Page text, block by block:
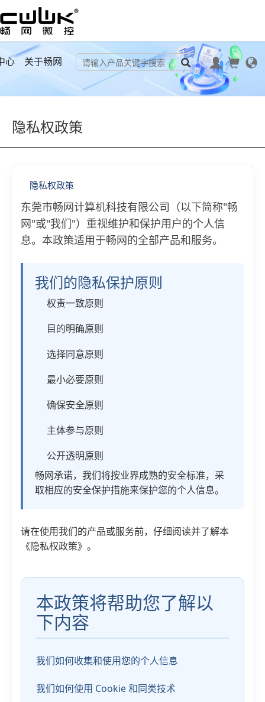
心 关于畅网
隐私权政策
隐私权政策
东莞市畅网计算机科技有限公司（以下简称"畅
网"或"我们"）重视维护和保护用户的个人信
息。本政策适用于畅网的全部产品和服务。
我们的隐私保护原则
权责一致原则
目的明确原则
选择同意原则
最小必要原则
确保安全原则
主体参与原则
公开透明原则
畅网承诺，我们将按业界成熟的安全标准，采
取相应的安全保护措施来保护您的个人信息。
请在使用我们的产品或服务前，仔细阅读并了解本
《隐私权政策》。
本政策将帮助您了解以
下内容
我们如何收集和使用您的个人信息
我们如何使用 Cookie 和同类技术